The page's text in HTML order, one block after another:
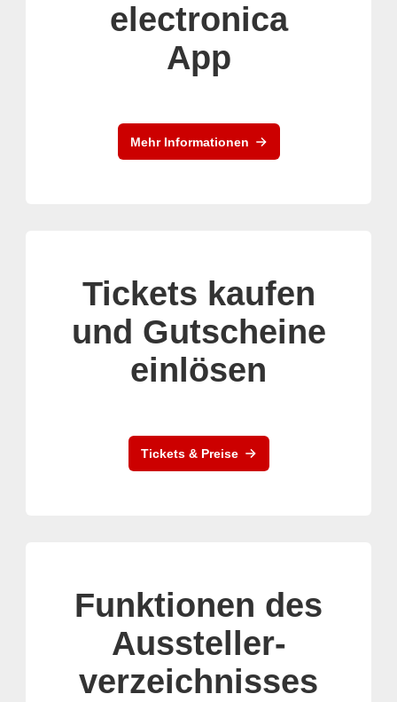
electronica
App
Mehr Informationen
Tickets kaufen
und Gutscheine
einlösen
Tickets & Preise
Funktionen des
Aussteller-
verzeichnisses